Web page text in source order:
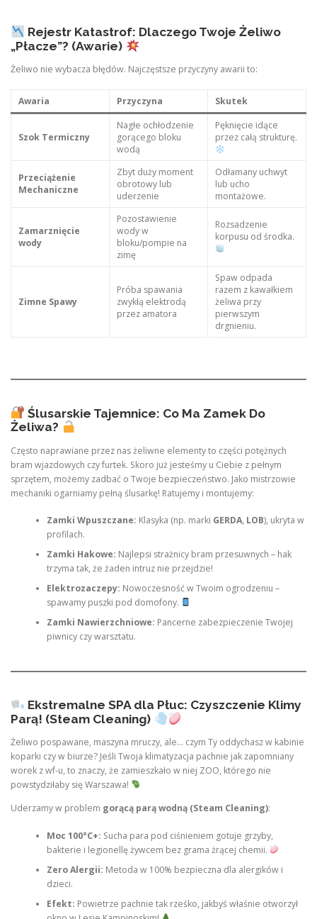
Rejestr Katastrof: Dlaczego Twoje Żeliwo
„Płacze”? (Awarie)
Żeliwo nie wybacza błędów. Najczęstsze przyczyny awarii to:
Awaria Przyczyna Skutek
Szok Termiczny
Nagłe ochłodzenie
gorącego bloku
wodą
Pęknięcie idące
przez całą strukturę.
Przeciążenie
Mechaniczne
Zbyt duży moment
obrotowy lub
uderzenie
Odłamany uchwyt
lub ucho
montażowe.
Zamarznięcie
wody
Pozostawienie
wody w
bloku/pompie na
zimę
Rozsadzenie
korpusu od środka.
Zimne Spawy
Próba spawania
zwykłą elektrodą
przez amatora
Spaw odpada
razem z kawałkiem
żeliwa przy
pierwszym
drgnieniu.
Ślusarskie Tajemnice: Co Ma Zamek Do
Żeliwa?
Często naprawiane przez nas żeliwne elementy to części potężnych
bram wjazdowych czy furtek. Skoro już jesteśmy u Ciebie z pełnym
sprzętem, możemy zadbać o Twoje bezpieczeństwo. Jako mistrzowie
mechaniki ogarniamy pełną ślusarkę! Ratujemy i montujemy:
Zamki Wpuszczane: Klasyka (np. marki GERDA, LOB), ukryta w
profilach.
Zamki Hakowe: Najlepsi strażnicy bram przesuwnych – hak
trzyma tak, że żaden intruz nie przejdzie!
Elektrozaczepy: Nowoczesność w Twoim ogrodzeniu –
spawamy puszki pod domofony.
Zamki Nawierzchniowe: Pancerne zabezpieczenie Twojej
piwnicy czy warsztatu.
Ekstremalne SPA dla Płuc: Czyszczenie Klimy
Parą! (Steam Cleaning)
Żeliwo pospawane, maszyna mruczy, ale… czym Ty oddychasz w kabinie
koparki czy w biurze? Jeśli Twoja klimatyzacja pachnie jak zapomniany
worek z wf-u, to znaczy, że zamieszkało w niej ZOO, którego nie
powstydziłaby się Warszawa!
Uderzamy w problem gorącą parą wodną (Steam Cleaning):
Moc 100°C+: Sucha para pod ciśnieniem gotuje grzyby,
bakterie i legionellę żywcem bez grama żrącej chemii.
Zero Alergii: Metoda w 100% bezpieczna dla alergików i
dzieci.
Efekt: Powietrze pachnie tak rześko, jakbyś właśnie otworzył